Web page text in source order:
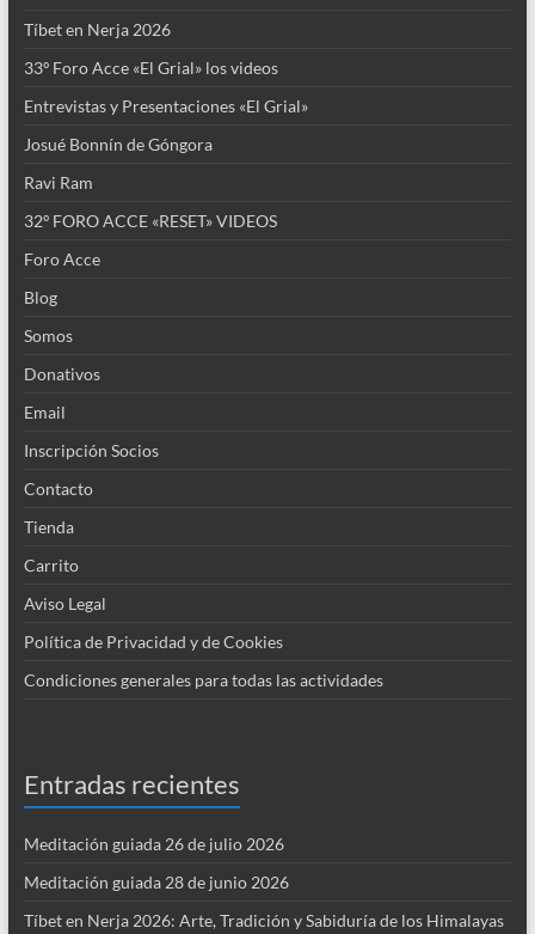
o
k
n
p
Tíbet en Nerja 2026
33º Foro Acce «El Grial» los videos
Entrevistas y Presentaciones «El Grial»
Josué Bonnín de Góngora
Ravi Ram
32º FORO ACCE «RESET» VIDEOS
Foro Acce
Blog
Somos
Donativos
Email
Inscripción Socios
Contacto
Tienda
Carrito
Aviso Legal
Política de Privacidad y de Cookies
Condiciones generales para todas las actividades
Entradas recientes
Meditación guiada 26 de julio 2026
Meditación guiada 28 de junio 2026
Tíbet en Nerja 2026: Arte, Tradición y Sabiduría de los Himalayas